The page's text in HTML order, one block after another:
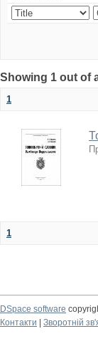
Showing 1 out of
1
1
DSpace software
Контакти
Зворотній